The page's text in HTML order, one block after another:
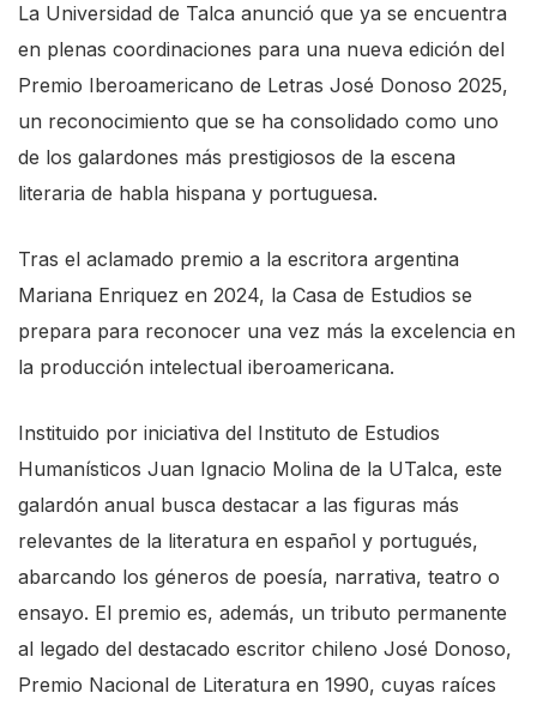
La Universidad de Talca anunció que ya se encuentra
en plenas coordinaciones para una nueva edición del
Premio Iberoamericano de Letras José Donoso 2025,
un reconocimiento que se ha consolidado como uno
de los galardones más prestigiosos de la escena
literaria de habla hispana y portuguesa.
Tras el aclamado premio a la escritora argentina
Mariana Enriquez en 2024, la Casa de Estudios se
prepara para reconocer una vez más la excelencia en
la producción intelectual iberoamericana.
Instituido por iniciativa del Instituto de Estudios
Humanísticos Juan Ignacio Molina de la UTalca, este
galardón anual busca destacar a las figuras más
relevantes de la literatura en español y portugués,
abarcando los géneros de poesía, narrativa, teatro o
ensayo. El premio es, además, un tributo permanente
al legado del destacado escritor chileno José Donoso,
Premio Nacional de Literatura en 1990, cuyas raíces